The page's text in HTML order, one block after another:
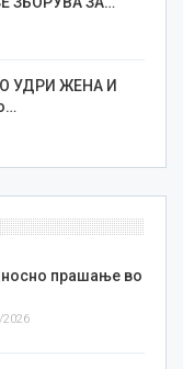
УДРИ ЖЕНА И
прашање во
2026